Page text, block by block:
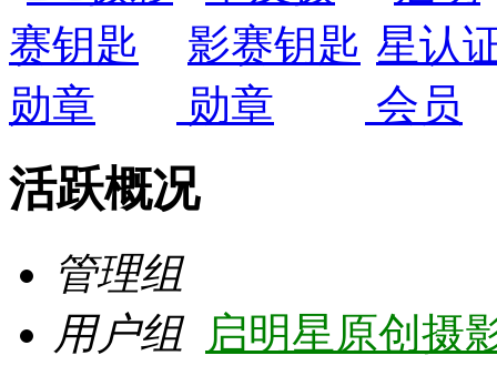
活跃概况
管理组
用户组 启明星原创摄